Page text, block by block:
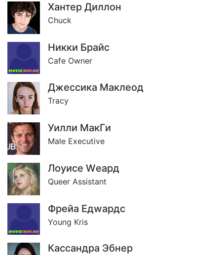
Хантер Диллон
Chuck
Никки Брайс
Cafe Owner
Джессика Маклеод
Tracy
Уилли МакГи
Male Executive
Лоуисе Wеард
Queer Assistant
Фрейа Едwардс
Young Kris
Кассандра Эбнер